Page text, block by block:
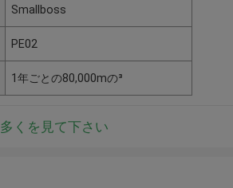
Smallboss
PE02
1年ごとの80,000mの³
多くを見て下さい